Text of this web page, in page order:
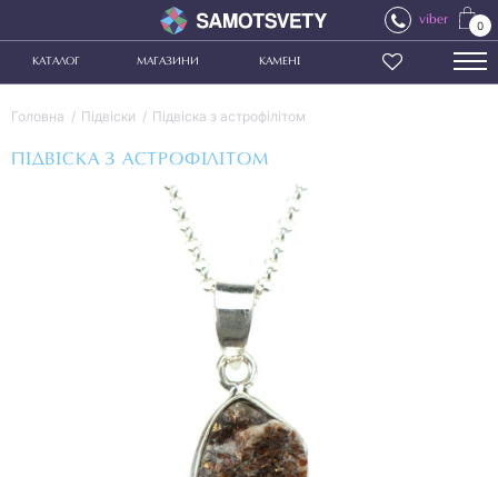
viber 0
КАТАЛОГ МАГАЗИНИ КАМЕНІ
Головна Підвіски Підвіска з астрофілітом
ПІДВІСКА З АСТРОФІЛІТОМ